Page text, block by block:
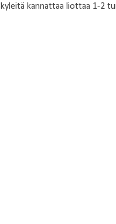
kannattaa liottaa 1-2